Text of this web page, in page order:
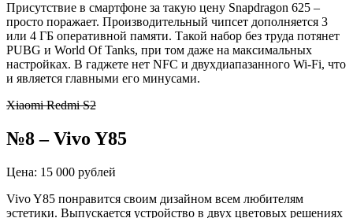
Присутствие в смартфоне за такую цену Snapdragon 625 –
просто поражает. Производительный чипсет дополняется 3
или 4 ГБ оперативной памяти. Такой набор без труда потянет
PUBG и World Of Tanks, при том даже на максимальных
настройках. В гаджете нет NFC и двухдиапазанного Wi-Fi, что
и является главными его минусами.
Xiaomi Redmi S2
№8 – Vivo Y85
Цена: 15 000 рублей
Vivo Y85 понравится своим дизайном всем любителям
эстетики. Выпускается устройство в двух цветовых решениях